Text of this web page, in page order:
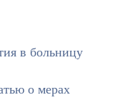
в больницу
о мерах